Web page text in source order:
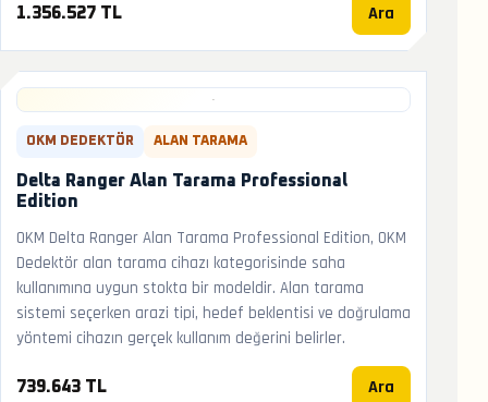
1.356.527 TL Ara
OKM DEDEKTÖR ALAN TARAMA
Delta Ranger Alan Tarama Professional
Edition
OKM Delta Ranger Alan Tarama Professional Edition, OKM
Dedektör alan tarama cihazı kategorisinde saha
kullanımına uygun stokta bir modeldir. Alan tarama
sistemi seçerken arazi tipi, hedef beklentisi ve doğrulama
yöntemi cihazın gerçek kullanım değerini belirler.
739.643 TL Ara